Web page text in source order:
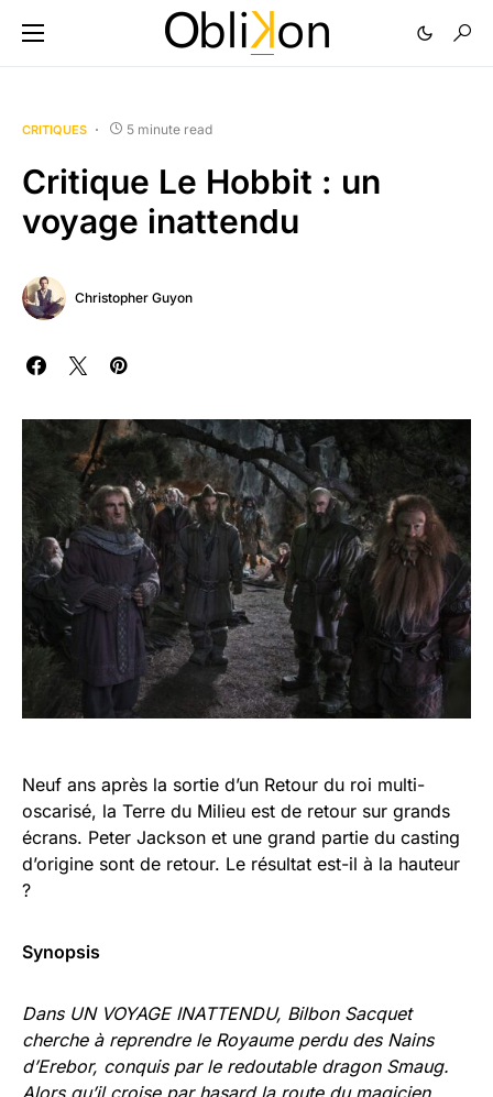
CRITIQUES 5 minute read
Critique Le Hobbit : un
voyage inattendu
Christopher Guyon
Neuf ans après la sortie d’un Retour du roi multi-
oscarisé, la Terre du Milieu est de retour sur grands
écrans. Peter Jackson et une grand partie du casting
d’origine sont de retour. Le résultat est-il à la hauteur
?
Synopsis
Dans UN VOYAGE INATTENDU, Bilbon Sacquet
cherche à reprendre le Royaume perdu des Nains
d’Erebor, conquis par le redoutable dragon Smaug.